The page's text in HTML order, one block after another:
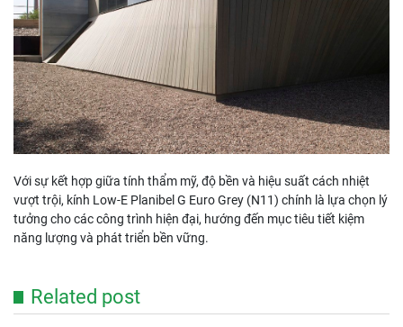
Với sự kết hợp giữa tính thẩm mỹ, độ bền và hiệu suất cách nhiệt
vượt trội, kính Low-E Planibel G Euro Grey (N11) chính là lựa chọn lý
tưởng cho các công trình hiện đại, hướng đến mục tiêu tiết kiệm
năng lượng và phát triển bền vững.
Related post